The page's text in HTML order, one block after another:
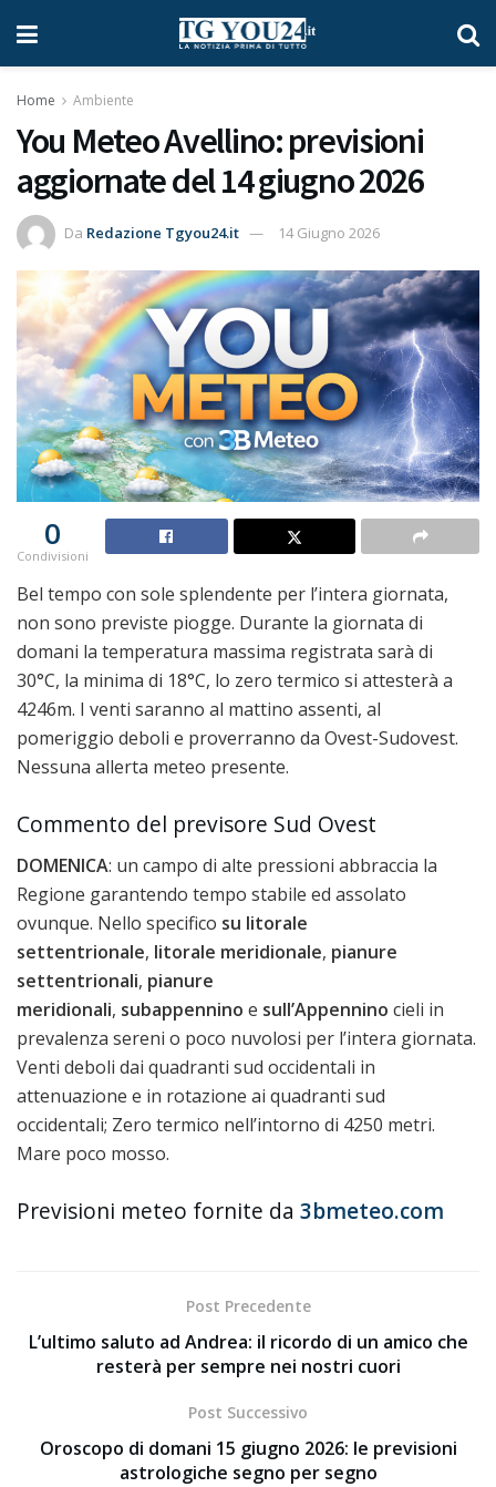
Home Ambiente
You Meteo Avellino: previsioni
aggiornate del 14 giugno 2026
Da Redazione Tgyou24.it 14 Giugno 2026
0
Condivisioni
Bel tempo con sole splendente per l’intera giornata,
non sono previste piogge. Durante la giornata di
domani la temperatura massima registrata sarà di
30°C, la minima di 18°C, lo zero termico si attesterà a
4246m. I venti saranno al mattino assenti, al
pomeriggio deboli e proverranno da Ovest-Sudovest.
Nessuna allerta meteo presente.
Commento del previsore Sud Ovest
DOMENICA: un campo di alte pressioni abbraccia la
Regione garantendo tempo stabile ed assolato
ovunque. Nello specifico su litorale
settentrionale, litorale meridionale, pianure
settentrionali, pianure
meridionali, subappennino e sull’Appennino cieli in
prevalenza sereni o poco nuvolosi per l’intera giornata.
Venti deboli dai quadranti sud occidentali in
attenuazione e in rotazione ai quadranti sud
occidentali; Zero termico nell’intorno di 4250 metri.
Mare poco mosso.
Previsioni meteo fornite da 3bmeteo.com
Post Precedente
L’ultimo saluto ad Andrea: il ricordo di un amico che
resterà per sempre nei nostri cuori
Post Successivo
Oroscopo di domani 15 giugno 2026: le previsioni
astrologiche segno per segno